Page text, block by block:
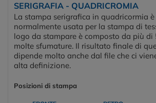
SERIGRAFIA - QUADRICROMIA
La stampa serigrafica in quadricormia
normalmente usata per la stampa di
logo da stampare è composto da più di
molte sfumature. Il risultato finale di
dipende molto anche dal file che ci
alta definizione.
Posizioni di stampa